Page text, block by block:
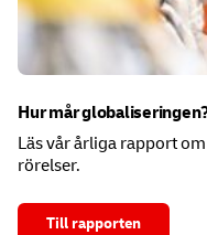
Hur mår
Läs vår årliga rapport
rörelser.
Till rapporten